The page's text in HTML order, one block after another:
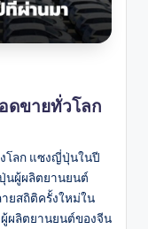
ดขายทั่วโลก
โลก แซงญี่ปุ่นในปี
นผู้ผลิตยานยนต์
ยสถิติครั้งใหม่ใน
ผลิตยานยนต์ของจีน